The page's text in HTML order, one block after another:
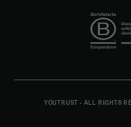
YOUTRUST - ALL RIGHTS